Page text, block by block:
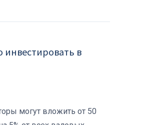
инвестировать в
могут вложить от 50